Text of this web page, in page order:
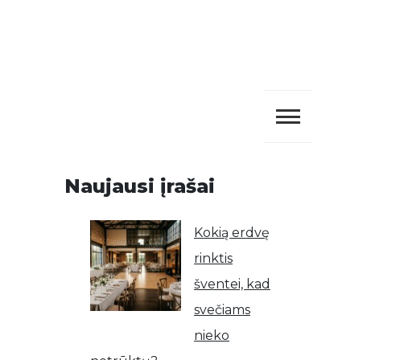
Naujausi įrašai
Kokią erdvę
rinktis
šventei, kad
svečiams
nieko